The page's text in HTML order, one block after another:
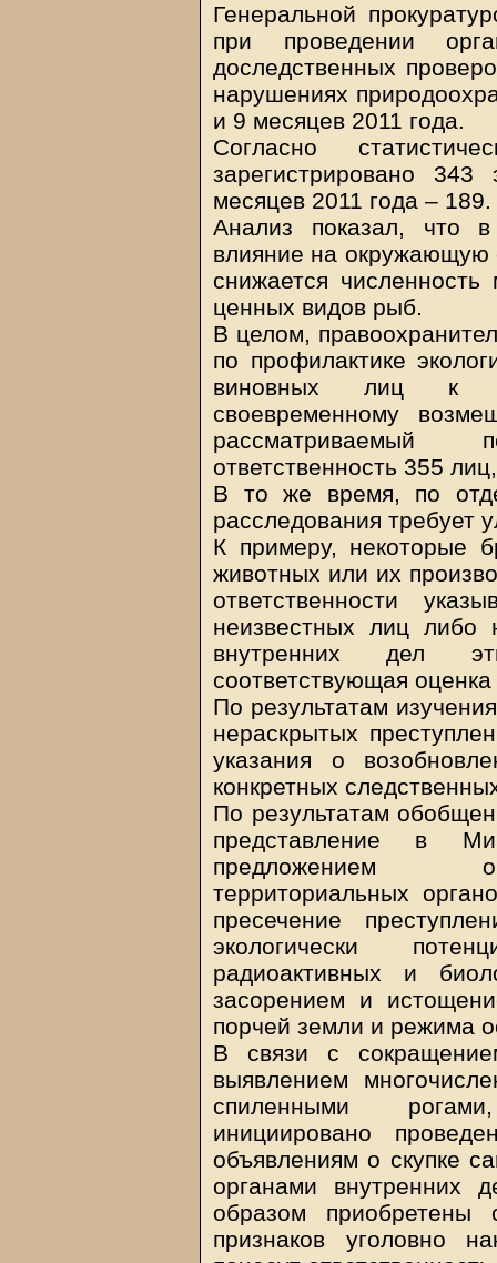
Генеральной
при проведении
доследственных
нарушениях
и 9 месяцев 2011 года.
Согласно
зарегистрировано 343
месяцев 2011 года – 189.
Анализ показал, что в
влияние на окружающую
снижается
ценных видов рыб.
В целом,
по профилактике
виновных лиц к
своевременному
рассматриваемый
ответственность 355
В то же время, по
расследования требует
К примеру, некоторые
животных или их
ответственности
неизвестных лиц
внутренних дел
соответствующая
По результатам
нераскрытых
указания о
конкретных
По результатам
представление в
предложением
территориальных
пресечение
экологически
радиоактивных и
засорением и
порчей земли и режима
В связи с
выявлением
спиленными
инициировано
объявлениям о скупке
органами внутренних
образом приобретены
признаков уголовно